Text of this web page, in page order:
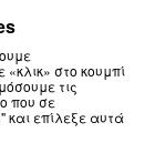
στο κουμπί
τις
που σε
επίλεξε αυτά